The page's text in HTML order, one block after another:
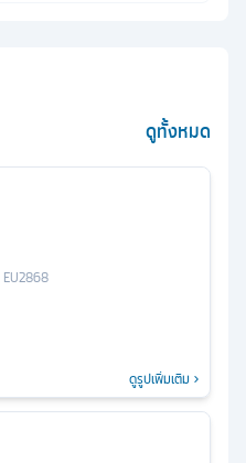
ดูทั้งหมด
EU2868
ดูรูปเพิ่มเติม